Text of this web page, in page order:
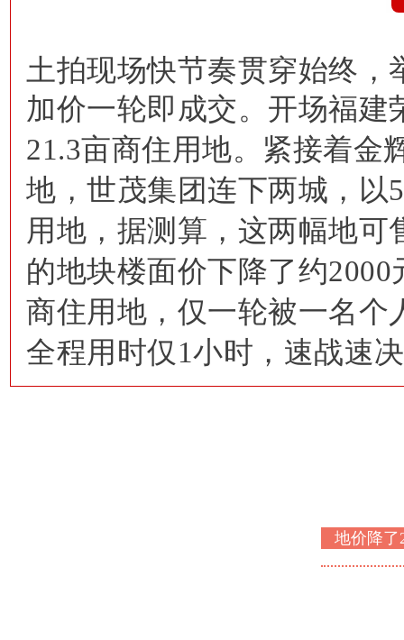
土拍现场快节奏贯穿始终
加价一轮即成交。 开场福建
21.3亩商住用地。紧接着金
地，世茂集团连下两城，以
用地，据测算，这两幅地
的地块楼面价下降了约
商住用地，仅一轮被一名个
全程用时仅1小时，速战速
地价降了